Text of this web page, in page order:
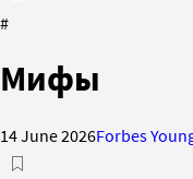
#
Мифы
14 June 2026Forbes